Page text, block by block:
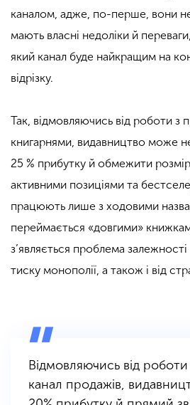
каналом, адже, по-перше, вони
мають власні недоліки й
який канал буде найкращим на
відрізку.
Так, відмовляючись від роботи з
книгарнями, видавництво може
25 % прибутку й обмежити
активними позиціями та
працюють лише з ходовими
переймається «довгими»
з’являється проблема
тиску монополії, а також і від
Відмовляючись від
канал продажів,